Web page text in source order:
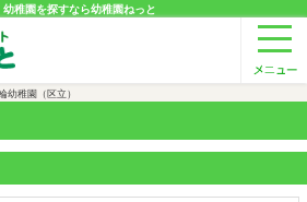
稚園を探すなら幼稚園ねっと
幼稚園（区立）